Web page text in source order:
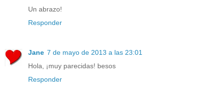
Un abrazo!
Responder
Jane 7 de mayo de 2013 a las 23:01
Hola, ¡muy parecidas! besos
Responder